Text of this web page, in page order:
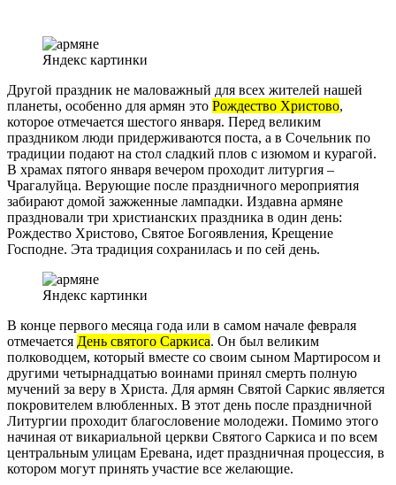
Яндекс картинки
Другой праздник не маловажный для всех жителей нашей
планеты, особенно для армян это Рождество Христово,
которое отмечается шестого января. Перед великим
праздником люди придерживаются поста, а в Сочельник по
традиции подают на стол сладкий плов с изюмом и курагой.
В храмах пятого января вечером проходит литургия –
Чрагалуйца. Верующие после праздничного мероприятия
забирают домой зажженные лампадки. Издавна армяне
праздновали три христианских праздника в один день:
Рождество Христово, Святое Богоявления, Крещение
Господне. Эта традиция сохранилась и по сей день.
Яндекс картинки
В конце первого месяца года или в самом начале февраля
отмечается День святого Саркиса. Он был великим
полководцем, который вместе со своим сыном Мартиросом и
другими четырнадцатью воинами принял смерть полную
мучений за веру в Христа. Для армян Святой Саркис является
покровителем влюбленных. В этот день после праздничной
Литургии проходит благословение молодежи. Помимо этого
начиная от викариальной церкви Святого Саркиса и по всем
центральным улицам Еревана, идет праздничная процессия, в
котором могут принять участие все желающие.